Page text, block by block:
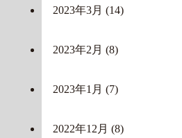
2023年3月 (14)
2023年2月 (8)
2023年1月 (7)
2022年12月 (8)